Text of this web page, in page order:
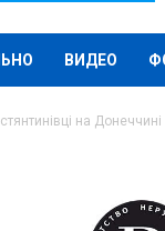
ВИДЕО
на